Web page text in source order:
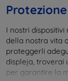
I nostri
della nostra vita
proteggerli
displeja, troverai
per garantire la